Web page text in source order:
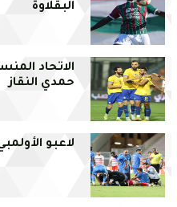
البقلاوة
الاتحاد
حمدي النقاز
لاعبو